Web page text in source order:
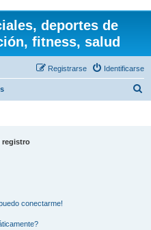
deportes de
fitness, salud
Identificarse
Registrarse
registro
conectarme!